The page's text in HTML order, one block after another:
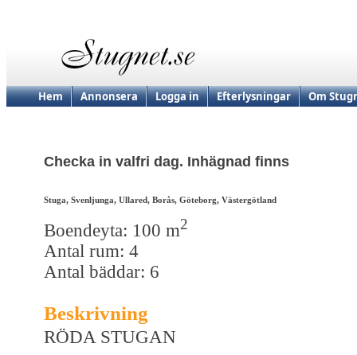
Hem Annonsera Logga in Efterlysningar Om
Checka in valfri dag. Inhägnad finns
Stuga, Svenljunga, Ullared, Borås, Göteborg, Västergötland
Boendeyta: 100 m2
Antal rum: 4
Antal bäddar: 6
Beskrivning
RÖDA STUGAN